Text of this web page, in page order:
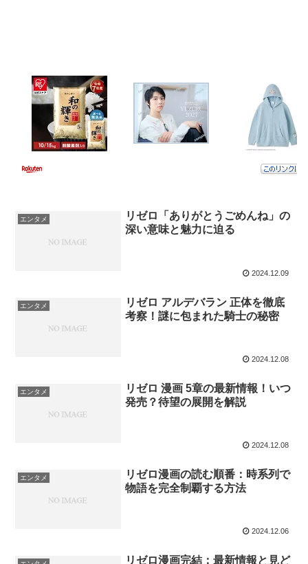
エンタメ
リゼロ「ありがとうごめんね」の
深い意味と魅力に迫る
2024.12.09
エンタメ
リゼロ アルデバラン 正体を徹底
考察！謎に包まれた騎士の秘密
2024.12.08
エンタメ
リゼロ 漫画 5章の最新情報！いつ
発売？待望の展開を解説
2024.12.08
エンタメ
リゼロ漫画の読む順番：時系列で
物語を完全制覇する方法
2024.12.06
リゼロ漫画完結：最新情報と見ど